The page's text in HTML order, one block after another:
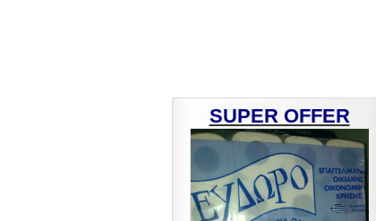
SUPER OFFER